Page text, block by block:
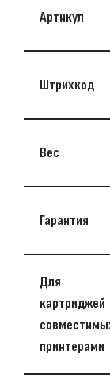
Артикул
Штрихкод
Вес
Гарантия
Для
картриджей
принтерами